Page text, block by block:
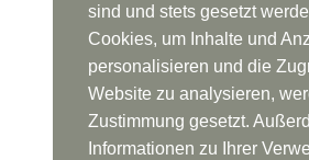
sind und stets gesetzt
Cookies, um Inhalte und
personalisieren und die
Website zu analysieren,
Zustimmung gesetzt.
Informationen zu Ihrer